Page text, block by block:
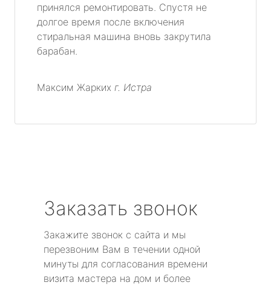
принялся ремонтировать. Спустя не
долгое время после включения
стиральная машина вновь закрутила
барабан.
Максим Жарких г. Истра
Заказать звонок
Закажите звонок с сайта и мы
перезвоним Вам в течении одной
минуты для согласования времени
визита мастера на дом и более